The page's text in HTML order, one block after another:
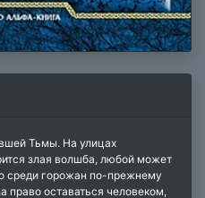
Тьмы. На улицах
злая волшба, любой может
среди горожан по-прежнему
право оставаться человеком,